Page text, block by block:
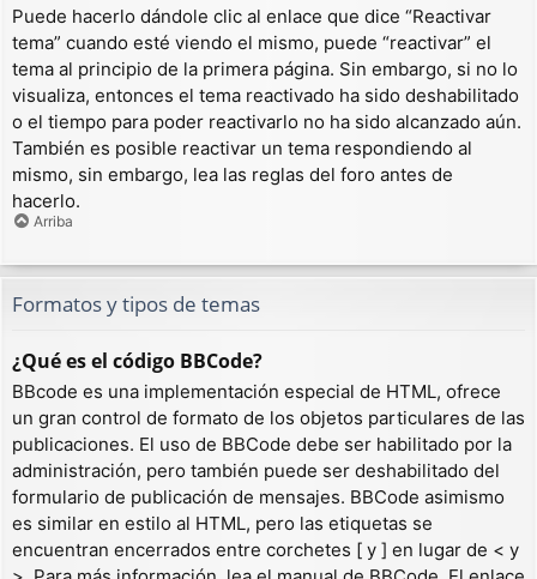
Puede hacerlo dándole clic al enlace que dice “Reactivar
tema” cuando esté viendo el mismo, puede “reactivar” el
tema al principio de la primera página. Sin embargo, si no lo
visualiza, entonces el tema reactivado ha sido deshabilitado
o el tiempo para poder reactivarlo no ha sido alcanzado aún.
También es posible reactivar un tema respondiendo al
mismo, sin embargo, lea las reglas del foro antes de
hacerlo.
Arriba
Formatos y tipos de temas
¿Qué es el código BBCode?
BBcode es una implementación especial de HTML, ofrece
un gran control de formato de los objetos particulares de las
publicaciones. El uso de BBCode debe ser habilitado por la
administración, pero también puede ser deshabilitado del
formulario de publicación de mensajes. BBCode asimismo
es similar en estilo al HTML, pero las etiquetas se
encuentran encerrados entre corchetes [ y ] en lugar de < y